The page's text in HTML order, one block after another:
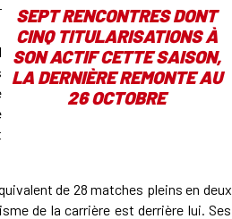
SEPT RENCONTRES DONT
CINQ TITULARISATIONS À
SON ACTIF CETTE SAISON,
LA DERNIÈRE REMONTE AU
26 OCTOBRE
de 28 matches pleins en deux
de la carrière est derrière lui. Ses